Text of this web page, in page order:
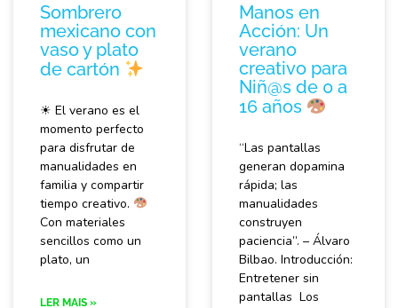
Sombrero
mexicano con
vaso y plato
de cartón
☀ El verano es el
momento perfecto
para disfrutar de
manualidades en
familia y compartir
tiempo creativo.
Con materiales
sencillos como un
plato, un
LER MAIS »
Manos en
Acción: Un
verano
creativo para
Niñ@s de 0 a
16 años
“Las pantallas
generan dopamina
rápida; las
manualidades
construyen
paciencia”. – Álvaro
Bilbao. Introducción:
Entretener sin
pantallas Los